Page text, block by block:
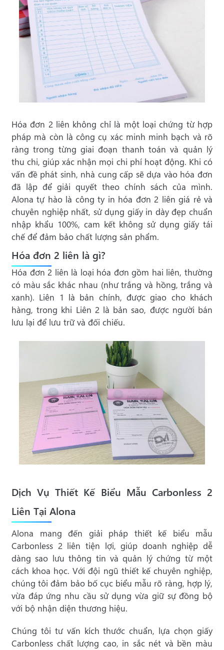
Hóa đơn 2 liên không chỉ là một loại chứng từ hợp
pháp mà còn là công cụ xác minh minh bạch và rõ
ràng trong từng giai đoạn thanh toán và quản lý
thu chi, giúp xác nhận mọi chi phí hoạt động. Khi có
vấn đề phát sinh, nhà cung cấp sẽ dựa vào hóa đơn
đã lập để giải quyết theo chính sách của mình.
Alona tự hào là công ty in hóa đơn 2 liên giá rẻ và
chuyên nghiệp nhất, sử dụng giấy in dày đẹp chuẩn
nhập khẩu 100%, cam kết không sử dụng giấy tái
chế để đảm bảo chất lượng sản phẩm.
Hóa đơn 2 liên là gì?
Hóa đơn 2 liên là loại hóa đơn gồm hai liên, thường
có màu sắc khác nhau (như trắng và hồng, trắng và
xanh). Liên 1 là bản chính, được giao cho khách
hàng, trong khi Liên 2 là bản sao, được người bán
lưu lại để lưu trữ và đối chiếu.
Dịch Vụ Thiết Kế Biểu Mẫu Carbonless 2
Liên Tại Alona
Alona mang đến giải pháp thiết kế biểu mẫu
Carbonless 2 liên tiện lợi, giúp doanh nghiệp dễ
dàng sao lưu thông tin và quản lý chứng từ một
cách khoa học. Với đội ngũ thiết kế chuyên nghiệp,
chúng tôi đảm bảo bố cục biểu mẫu rõ ràng, hợp lý,
vừa đáp ứng nhu cầu sử dụng vừa giữ sự đồng bộ
với bộ nhận diện thương hiệu.
Chúng tôi tư vấn kích thước chuẩn, lựa chọn giấy
Carbonless chất lượng cao, in sắc nét và bền màu